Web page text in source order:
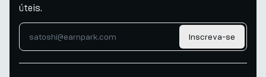
úteis.
Inscreva-se